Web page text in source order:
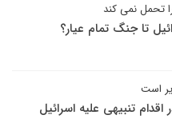
تحمل نمی کند
تا جنگ تمام عیار؟
است